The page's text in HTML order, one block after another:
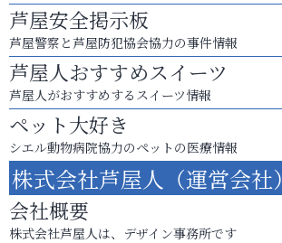
芦屋安全掲示板
芦屋警察と芦屋防犯協会協力の事件情報
芦屋人おすすめスイーツ
芦屋人がおすすめするスイーツ情報
ペット大好き
シエル動物病院協力のペットの医療情報
株式会社芦屋人（運営会社）
会社概要
株式会社芦屋人は、デザイン事務所です